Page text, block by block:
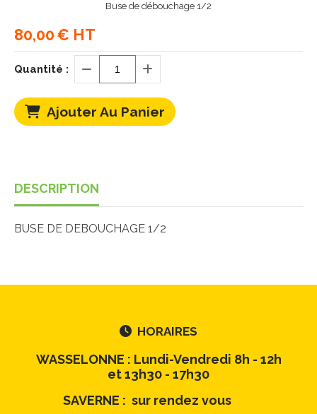
Buse de débouchage 1/2
80,00€ HT
Quantité :
Ajouter Au Panier
DESCRIPTION
BUSE DE DEBOUCHAGE 1/2
 HORAIRES
WASSELONNE : Lundi-Vendredi 8h - 12h
et 13h30 - 17h30
SAVERNE : sur rendez vous